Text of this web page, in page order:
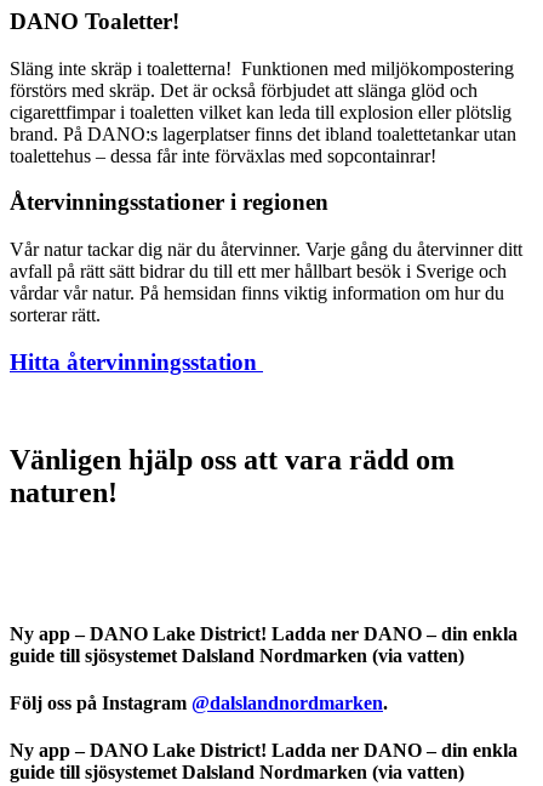
DANO Toaletter!
Släng inte skräp i toaletterna! Funktionen med miljökompostering
förstörs med skräp. Det är också förbjudet att slänga glöd och
cigarettfimpar i toaletten vilket kan leda till explosion eller plötslig
brand. På DANO:s lagerplatser finns det ibland toalettetankar utan
toalettehus – dessa får inte förväxlas med sopcontainrar!
Återvinningsstationer i regionen
Vår natur tackar dig när du återvinner. Varje gång du återvinner ditt
avfall på rätt sätt bidrar du till ett mer hållbart besök i Sverige och
vårdar vår natur. På hemsidan finns viktig information om hur du
sorterar rätt.
Hitta återvinningsstation
Vänligen hjälp oss att vara rädd om
naturen!
Ny app – DANO Lake District! Ladda ner DANO – din enkla
guide till sjösystemet Dalsland Nordmarken (via vatten)
Följ oss på Instagram @dalslandnordmarken.
Ny app – DANO Lake District! Ladda ner DANO – din enkla
guide till sjösystemet Dalsland Nordmarken (via vatten)